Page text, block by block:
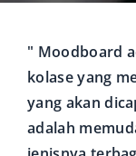
" Moodboard
kolase yang
yang akan
adalah